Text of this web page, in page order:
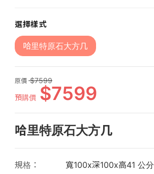
選擇樣式
哈里特原石大方几
原價
7599
預購價
7599
哈里特原石大方几
規格
寬100x深100x高41 公分